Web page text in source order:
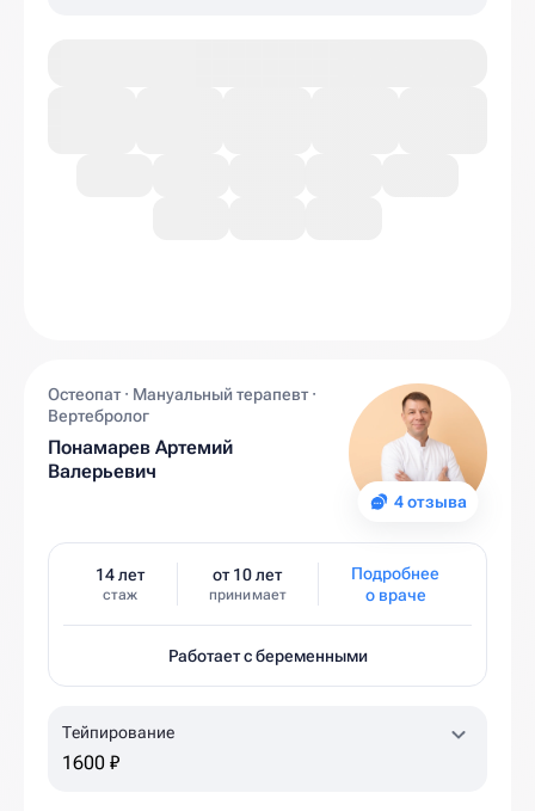
4 отзыва
Остеопат · Мануальный терапевт ·
Вертебролог
Понамарев Артемий
Валерьевич
14 лет
стаж
от 10 лет
принимает
Подробнее
о враче
Работает с беременными
Тейпирование
1600 ₽